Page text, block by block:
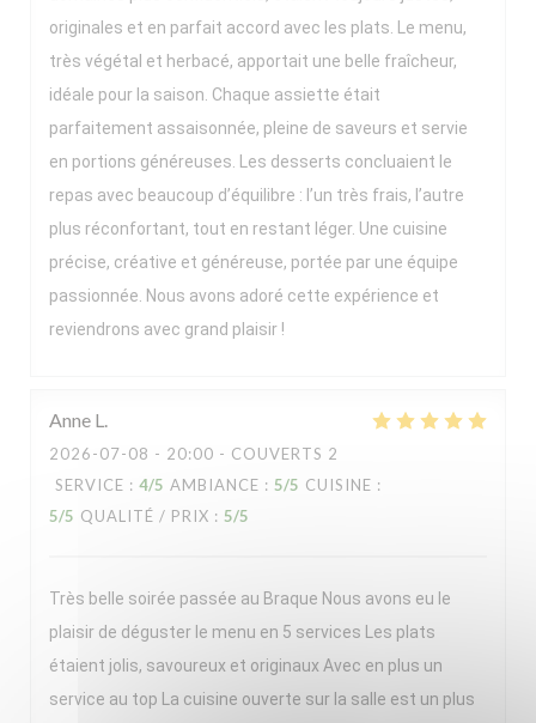
originales et en parfait accord avec les plats. Le menu,
très végétal et herbacé, apportait une belle fraîcheur,
idéale pour la saison. Chaque assiette était
parfaitement assaisonnée, pleine de saveurs et servie
en portions généreuses. Les desserts concluaient le
repas avec beaucoup d’équilibre : l’un très frais, l’autre
plus réconfortant, tout en restant léger. Une cuisine
précise, créative et généreuse, portée par une équipe
passionnée. Nous avons adoré cette expérience et
reviendrons avec grand plaisir !
Anne L
2026-07-08 - 20:00 - COUVERTS 2
SERVICE : 4/5 AMBIANCE : 5/5 CUISINE :
5/5 QUALITÉ / PRIX : 5/5
Très belle soirée passée au Braque Nous avons eu le
plaisir de déguster le menu en 5 services Les plats
étaient jolis, savoureux et originaux Avec en plus un
service au top La cuisine ouverte sur la salle est un plus